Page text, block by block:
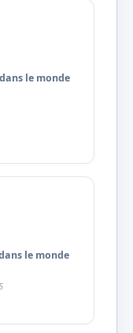
le monde
le monde